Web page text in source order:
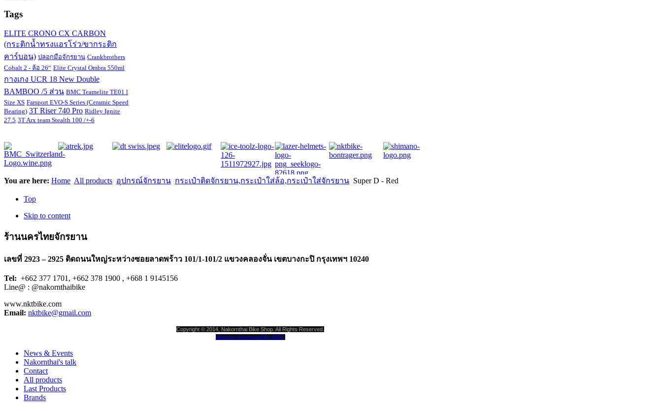
Tags
ELITE CRONO CX CARBON
(กระติกน้ำทรงแอรโร่ว/ขากระติก
คาร์บอน) ปลอกมือจักรยาน Crankbrothers
Cobalt 2 - ล้อ 26“ Elite Crystal Ombra 550ml
กางเกง UCR 18 New Double
BAMBOO /5 ส่วน BMC Teamelite TE01 l
Size XS Farsport EVO-S Series (Ceramic Speed
Bearing) 3T Riser 740 Pro Ridley Ignite
27.5 3T Arx team Stealth 100 /+-6
You are here: Home All products อุปกรณ์จักรยาน กระเป๋าติดจักรยาน,กระเป๋าใส่ล้อ,กระเป๋าใส่จักรยาน Super D - Red
Top
Skip to content
ร้านนครไทยจักรยาน
เลขที่ 2923 – 2925 ติดถนนใหญ่ระหว่างซอยลาดพร้าว 101/1-101/2 แขวงคลองจั่น เขตบางกะปิ กรุงเทพฯ 10240
Tel: +662 377 1701, +662 378 1900 , +668 1 9145156
Line@ : @nakornthaibike
www.nktbike.com
Email: nktbike@gmail.com
Copyright © 2014, Nakornthai Bike Shop. All Rights Reserved.
Website Developed By WDZ.
News & Events
Nakornthai's talk
Contact
All products
Last Products
Brands